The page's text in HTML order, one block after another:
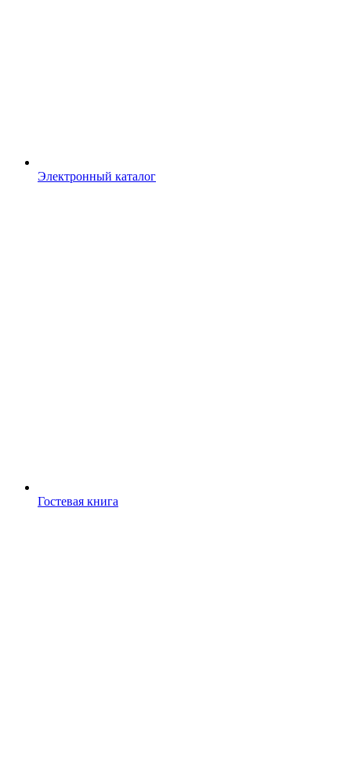
Электронный каталог
Гостевая книга